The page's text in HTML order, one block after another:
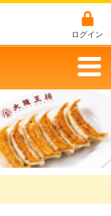
ログイン